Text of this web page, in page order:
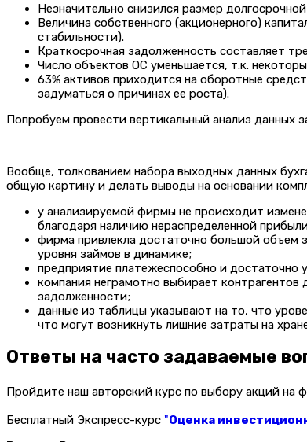
Незначительно снизился размер
Величина собственного (акционерного)
стабильности).
Краткосрочная задолженность составляет
Число объектов ОС уменьшается, т.к.
63% активов приходится на оборотные
задуматься о причинах ее роста).
Попробуем провести вертикальный анализ данных
Вообще, толкованием набора выходных данных
общую картину и делать выводы на основании
у анализируемой фирмы не происходит
благодаря наличию нераспределенной
фирма привлекла достаточно большой объем
уровня займов в динамике;
предприятие платежеспособно и достаточно
компания неграмотно выбирает
задолженности;
данные из таблицы указывают на то, что
что могут возникнуть лишние затраты на
Ответы на часто задаваемые
Пройдите наш авторский курс по выбору акций на
Бесплатный Экспресс-курс "Оценка